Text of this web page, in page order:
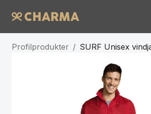
Profilprodukter / SURF Unisex